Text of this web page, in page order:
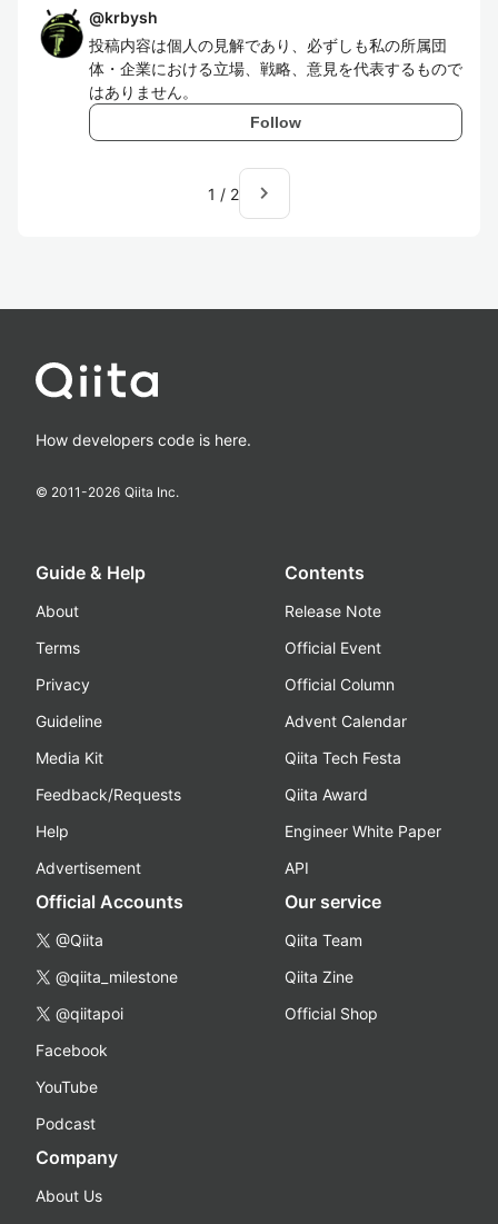
@krbysh
投稿内容は個人の見解であり、必ずしも私の所属団
体・企業における立場、戦略、意見を代表するもので
はありません。
Follow
1 / 2 navigate_next
How developers code is here.
© 2011-2026 Qiita Inc.
Guide & Help
About
Terms
Privacy
Guideline
Media Kit
Feedback/Requests
Help
Advertisement
Contents
Release Note
Official Event
Official Column
Advent Calendar
Qiita Tech Festa
Qiita Award
Engineer White Paper
API
Official Accounts
@Qiita
@qiita_milestone
@qiitapoi
Facebook
YouTube
Podcast
Our service
Qiita Team
Qiita Zine
Official Shop
Company
About Us